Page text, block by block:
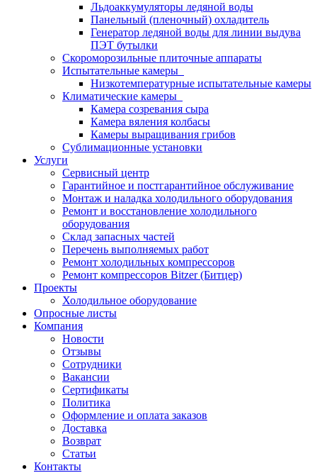
Льдоаккумуляторы ледяной воды
Панельный (пленочный) охладитель
Генератор ледяной воды для линии выдува
ПЭТ бутылки
Скороморозильные плиточные аппараты
Испытательные камеры
Низкотемпературные испытательные камеры
Климатические камеры
Камера созревания сыра
Камера вяления колбасы
Камеры выращивания грибов
Сублимационные установки
Услуги
Сервисный центр
Гарантийное и постгарантийное обслуживание
Монтаж и наладка холодильного оборудования
Ремонт и восстановление холодильного
оборудования
Склад запасных частей
Перечень выполняемых работ
Ремонт холодильных компрессоров
Ремонт компрессоров Bitzer (Битцер)
Проекты
Холодильное оборудование
Опросные листы
Компания
Новости
Отзывы
Сотрудники
Вакансии
Сертификаты
Политика
Оформление и оплата заказов
Доставка
Возврат
Статьи
Контакты